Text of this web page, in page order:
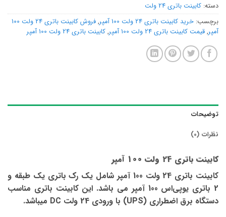
دسته: کابینت باتری 24 ولت
برچسب: خرید کابینت باتری 24 ولت 100 آمپر ,
فروش کابینت باتری 24 ولت 100
آمپر, قیمت کابینت باتری 24 ولت 100 آمپر , کابینت باتری 24 ولت 100 آمپر
توضیحات
نظرات (0)
کابینت باتری 24 ولت 100 آمپر
کابینت باتری 24 ولت 100 آمپر شامل یک رک باتری یک طبقه و
2 باتری یوپی‌اس 100 آمپر می باشد. این کابینت باتری مناسب
دستگاه برق اضطراری (UPS) با ورودی 24 ولت DC میباشد.